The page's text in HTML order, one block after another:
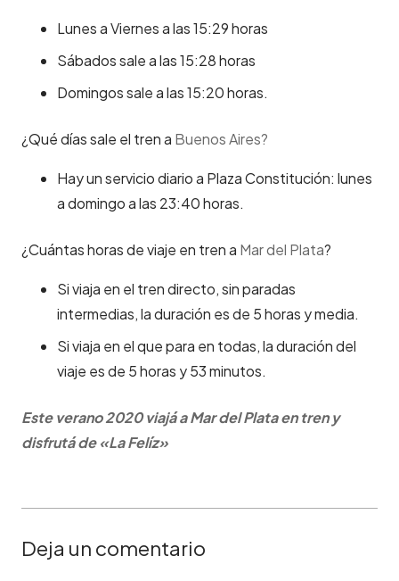
Lunes a Viernes a las 15:29 horas
Sábados sale a las 15:28 horas
Domingos sale a las 15:20 horas.
¿Qué días sale el tren a Buenos Aires?
Hay un servicio diario a Plaza Constitución: lunes
a domingo a las 23:40 horas.
¿Cuántas horas de viaje en tren a Mar del Plata?
Si viaja en el tren directo, sin paradas
intermedias, la duración es de 5 horas y media.
Si viaja en el que para en todas, la duración del
viaje es de 5 horas y 53 minutos.
Este verano 2020 viajá a Mar del Plata en tren y
disfrutá de «La Felíz»
Deja un comentario